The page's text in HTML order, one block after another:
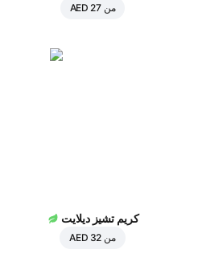
منAED 27
كريم تشيز ديلايت
من AED 32